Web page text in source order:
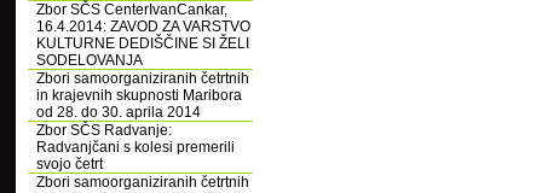
Zbor SČS CenterIvanCankar,
16.4.2014: ZAVOD ZA VARSTVO
KULTURNE DEDIŠČINE SI ŽELI
SODELOVANJA
Zbori samoorganiziranih četrtnih
in krajevnih skupnosti Maribora
od 28. do 30. aprila 2014
Zbor SČS Radvanje:
Radvanjčani s kolesi premerili
svojo četrt
Zbori samoorganiziranih četrtnih